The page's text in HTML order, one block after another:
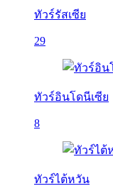
ทัวร์รัสเซีย
29
ทัวร์อินโดนีเซีย
8
ทัวร์ไต้หวัน